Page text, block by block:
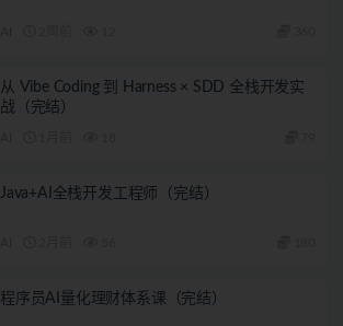
从 Vibe Coding 到 Harness × SDD 全栈开发实
战（完结）
Java+AI全栈开发工程师（完结）
程序员AI量化理财体系课（完结）